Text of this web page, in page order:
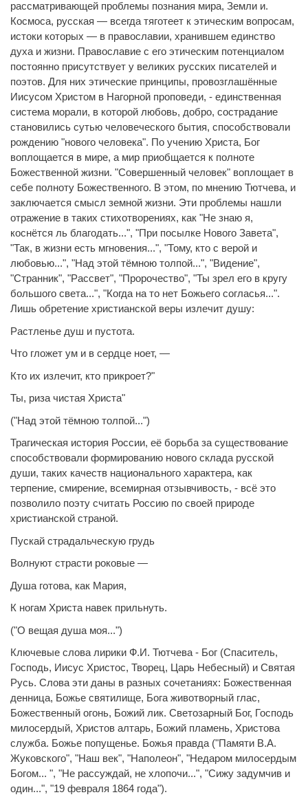
рассматривающей проблемы познания мира, Земли и.
Космоса, русская — всегда тяготеет к этическим вопросам,
истоки которых — в православии, хранившем единство
духа и жизни. Православие с его этическим потенциалом
постоянно присутствует у великих русских писателей и
поэтов. Для них этические принципы, провозглашённые
Иисусом Христом в Нагорной проповеди, - единственная
система морали, в которой любовь, добро, сострадание
становились сутью человеческого бытия, способствовали
рождению "нового человека". По учению Христа, Бог
воплощается в мире, а мир приобщается к полноте
Божественной жизни. "Совершенный человек" воплощает в
себе полноту Божественного. В этом, по мнению Тютчева, и
заключается смысл земной жизни. Эти проблемы нашли
отражение в таких стихотворениях, как "Не знаю я,
коснётся ль благодать...", "При посылке Нового Завета",
"Так, в жизни есть мгновения...", "Тому, кто с верой и
любовью...", "Над этой тёмною толпой...", "Видение",
"Странник", "Рассвет", "Пророчество", "Ты зрел его в кругу
большого света...", "Когда на то нет Божьего согласья...".
Лишь обретение христианской веры излечит душу:
Растленье душ и пустота.
Что гложет ум и в сердце ноет, —
Кто их излечит, кто прикроет?"
Ты, риза чистая Христа"
("Над этой тёмною толпой...")
Трагическая история России, её борьба за существование
способствовали формированию нового склада русской
души, таких качеств национального характера, как
терпение, смирение, всемирная отзывчивость, - всё это
позволило поэту считать Россию по своей природе
христианской страной.
Пускай страдальческую грудь
Волнуют страсти роковые —
Душа готова, как Мария,
К ногам Христа навек прильнуть.
("О вещая душа моя...")
Ключевые слова лирики Ф.И. Тютчева - Бог (Спаситель,
Господь, Иисус Христос, Творец, Царь Небесный) и Святая
Русь. Слова эти даны в разных сочетаниях: Божественная
денница, Божье святилище, Бога животворный глас,
Божественный огонь, Божий лик. Светозарный Бог, Господь
милосердый, Христов алтарь, Божий пламень, Христова
служба. Божье попущенье. Божья правда ("Памяти В.А.
Жуковского", "Наш век", "Наполеон", "Недаром милосердым
Богом... ", "Не рассуждай, не хлопочи...", "Сижу задумчив и
один...", "19 февраля 1864 года").